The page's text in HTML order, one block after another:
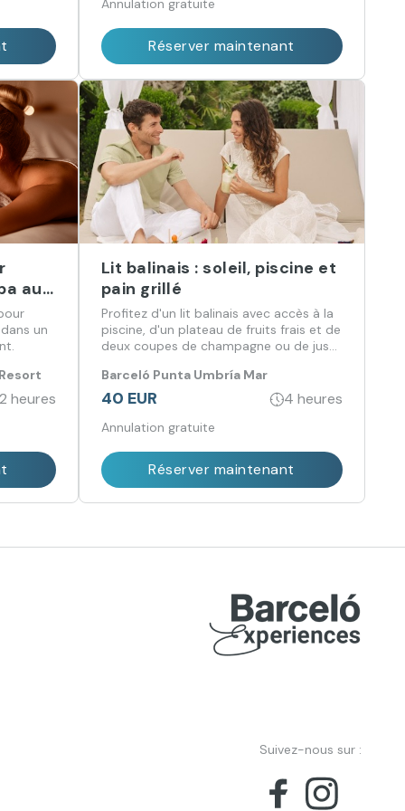
Annulation gratuite
Réserver maintenant
au
un
heures
Lit balinais : soleil, piscine et
pain grillé
Profitez d'un lit balinais avec accès à la
piscine, d'un plateau de fruits frais et de
deux coupes de champagne ou de jus
Barceló Punta Umbría Mar
40 EUR 4 heures
Annulation gratuite
Réserver maintenant
Suivez-nous sur :